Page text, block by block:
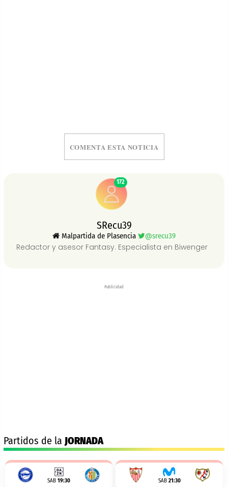
COMENTA ESTA NOTICIA
172
SRecu39
Malpartida de Plasencia @srecu39
Redactor y asesor Fantasy. Especialista en Biwenger
Publicidad
Partidos de la JORNADA
SAB 19:30 SAB 21:30